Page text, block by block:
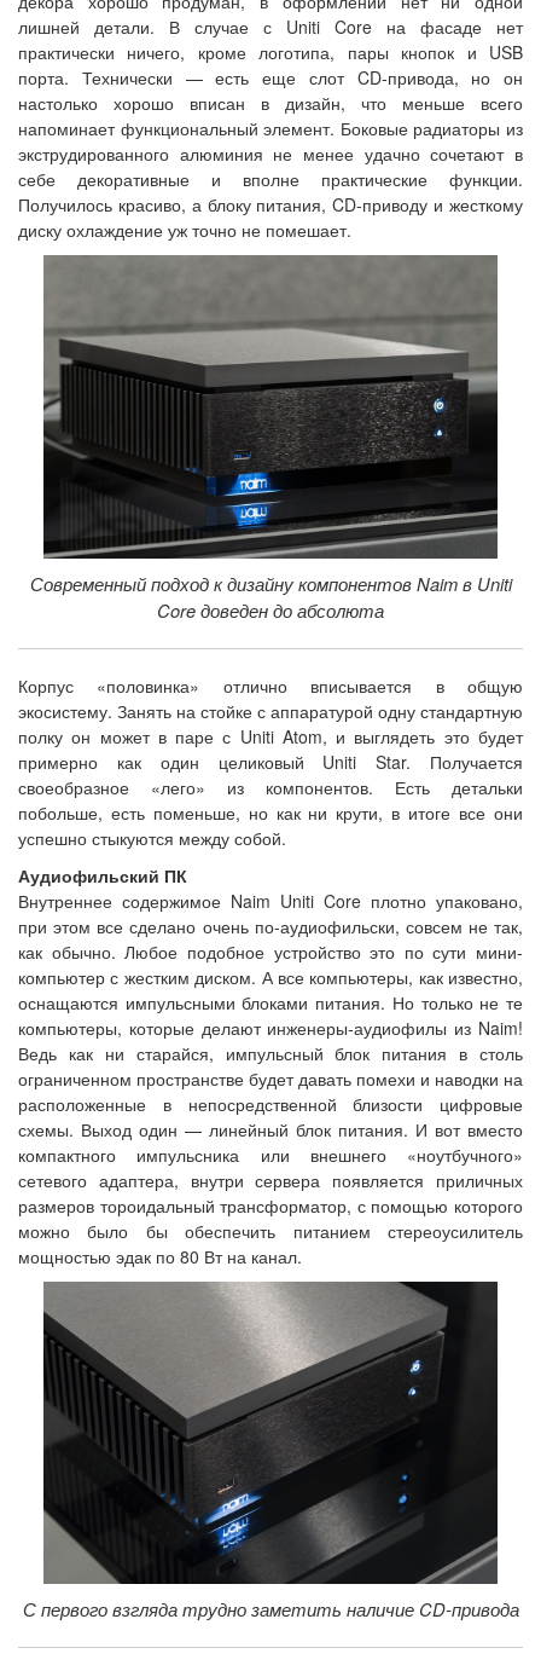
лишней детали. В случае с Uniti Core на фасаде нет
практически ничего, кроме логотипа, пары кнопок и USB
порта. Технически — есть еще слот CD-привода, но он
настолько хорошо вписан в дизайн, что меньше всего
напоминает функциональный элемент. Боковые радиаторы из
экструдированного алюминия не менее удачно сочетают в
себе декоративные и вполне практические функции.
Получилось красиво, а блоку питания, CD-приводу и жесткому
диску охлаждение уж точно не помешает.
Современный подход к дизайну компонентов Naim в Uniti
Core доведен до абсолюта
Корпус «половинка» отлично вписывается в общую
экосистему. Занять на стойке с аппаратурой одну стандартную
полку он может в паре с Uniti Atom, и выглядеть это будет
примерно как один целиковый Uniti Star. Получается
своеобразное «лего» из компонентов. Есть детальки
побольше, есть поменьше, но как ни крути, в итоге все они
успешно стыкуются между собой.
Аудиофильский ПК
Внутреннее содержимое Naim Uniti Core плотно упаковано,
при этом все сделано очень по-аудиофильски, совсем не так,
как обычно. Любое подобное устройство это по сути мини-
компьютер с жестким диском. А все компьютеры, как известно,
оснащаются импульсными блоками питания. Но только не те
компьютеры, которые делают инженеры-аудиофилы из Naim!
Ведь как ни старайся, импульсный блок питания в столь
ограниченном пространстве будет давать помехи и наводки на
расположенные в непосредственной близости цифровые
схемы. Выход один — линейный блок питания. И вот вместо
компактного импульсника или внешнего «ноутбучного»
сетевого адаптера, внутри сервера появляется приличных
размеров тороидальный трансформатор, с помощью которого
можно было бы обеспечить питанием стереоусилитель
мощностью эдак по 80 Вт на канал.
С первого взгляда трудно заметить наличие CD-привода